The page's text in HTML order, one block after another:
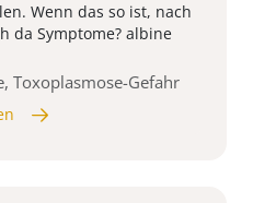
Wenn das so ist, nach
da Symptome? albine
Toxoplasmose-Gefahr